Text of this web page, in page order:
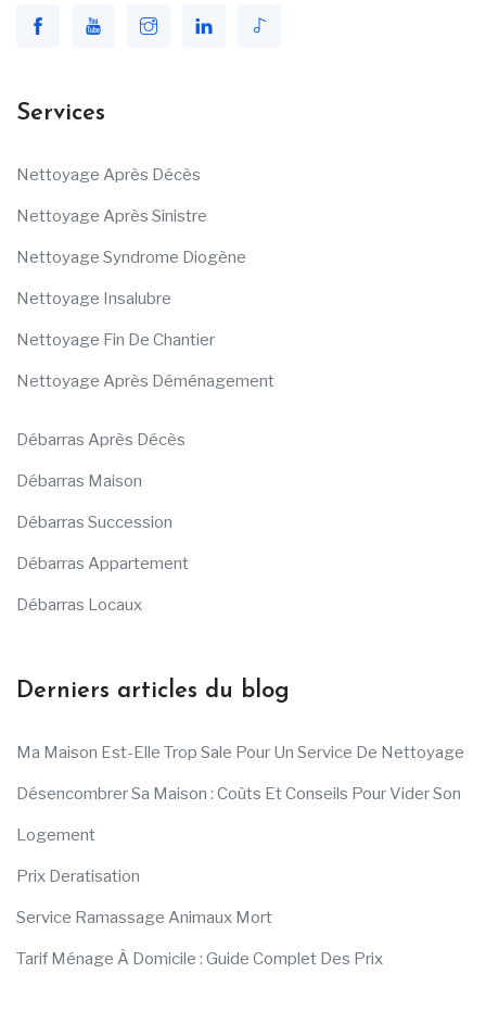
Services
Nettoyage Après Décès
Nettoyage Après Sinistre
Nettoyage Syndrome Diogène
Nettoyage Insalubre
Nettoyage Fin De Chantier
Nettoyage Après Déménagement
Débarras Après Décès
Débarras Maison
Débarras Succession
Débarras Appartement
Débarras Locaux
Derniers articles du blog
Ma Maison Est-Elle Trop Sale Pour Un Service De Nettoyage
Désencombrer Sa Maison : Coûts Et Conseils Pour Vider Son
Logement
Prix Deratisation
Service Ramassage Animaux Mort
Tarif Ménage À Domicile : Guide Complet Des Prix